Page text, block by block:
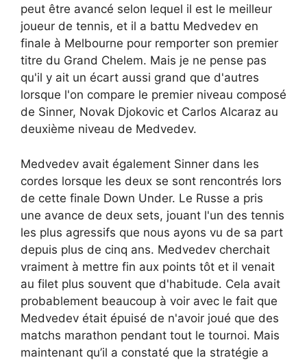
peut être avancé selon lequel il est le meilleur
joueur de tennis, et il a battu Medvedev en
finale à Melbourne pour remporter son premier
titre du Grand Chelem. Mais je ne pense pas
qu'il y ait un écart aussi grand que d'autres
lorsque l'on compare le premier niveau composé
de Sinner, Novak Djokovic et Carlos Alcaraz au
deuxième niveau de Medvedev.
Medvedev avait également Sinner dans les
cordes lorsque les deux se sont rencontrés lors
de cette finale Down Under. Le Russe a pris
une avance de deux sets, jouant l'un des tennis
les plus agressifs que nous ayons vu de sa part
depuis plus de cinq ans. Medvedev cherchait
vraiment à mettre fin aux points tôt et il venait
au filet plus souvent que d'habitude. Cela avait
probablement beaucoup à voir avec le fait que
Medvedev était épuisé de n'avoir joué que des
matchs marathon pendant tout le tournoi. Mais
maintenant qu’il a constaté que la stratégie a